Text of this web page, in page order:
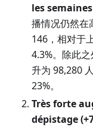
les
播情况仍然在
146，相对于
4.3%。除此
升为 98,280
23%。
Très forte
dépistage(